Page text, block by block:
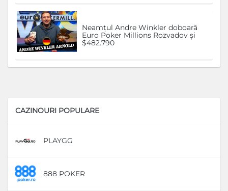
Neamțul Andre Winkler doboară
Euro Poker Millions Rozvadov și
$482.790
CAZINOURI POPULARE
PLAYGG
888 POKER